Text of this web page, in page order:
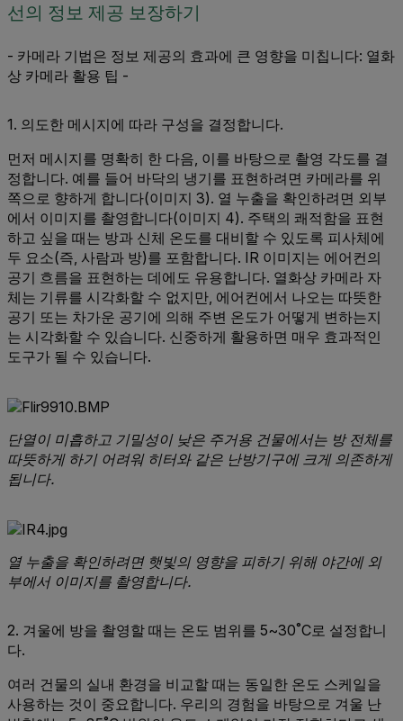
선의 정보 제공 보장하기
- 카메라 기법은 정보 제공의 효과에 큰 영향을 미칩니다: 열화
상 카메라 활용 팁 -
1. 의도한 메시지에 따라 구성을 결정합니다.
먼저 메시지를 명확히 한 다음, 이를 바탕으로 촬영 각도를 결
정합니다. 예를 들어 바닥의 냉기를 표현하려면 카메라를 위
쪽으로 향하게 합니다(이미지 3). 열 누출을 확인하려면 외부
에서 이미지를 촬영합니다(이미지 4). 주택의 쾌적함을 표현
하고 싶을 때는 방과 신체 온도를 대비할 수 있도록 피사체에
두 요소(즉, 사람과 방)를 포함합니다. IR 이미지는 에어컨의
공기 흐름을 표현하는 데에도 유용합니다. 열화상 카메라 자
체는 기류를 시각화할 수 없지만, 에어컨에서 나오는 따뜻한
공기 또는 차가운 공기에 의해 주변 온도가 어떻게 변하는지
는 시각화할 수 있습니다. 신중하게 활용하면 매우 효과적인
도구가 될 수 있습니다.
단열이 미흡하고 기밀성이 낮은 주거용 건물에서는 방 전체를
따뜻하게 하기 어려워 히터와 같은 난방기구에 크게 의존하게
됩니다.
열 누출을 확인하려면 햇빛의 영향을 피하기 위해 야간에 외
부에서 이미지를 촬영합니다.
2. 겨울에 방을 촬영할 때는 온도 범위를 5~30˚C로 설정합니
다.
여러 건물의 실내 환경을 비교할 때는 동일한 온도 스케일을
사용하는 것이 중요합니다. 우리의 경험을 바탕으로 겨울 난